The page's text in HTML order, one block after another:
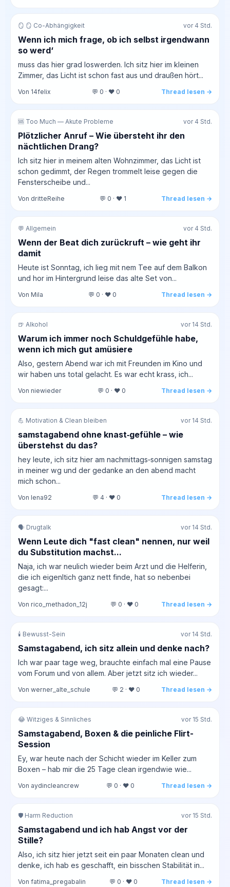
🪞 🪞 Co-Abhängigkeit vor 4 Std.
Wenn ich mich frage, ob ich selbst irgendwann
so werd‘
muss das hier grad loswerden. Ich sitz hier im kleinen
Zimmer, das Licht ist schon fast aus und draußen hört...
Von 14felix 💬 0 · ❤️ 0 Thread lesen →
🆘 Too Much — Akute Probleme vor 4 Std.
Plötzlicher Anruf – Wie übersteht ihr den
nächtlichen Drang?
Ich sitz hier in meinem alten Wohnzimmer, das Licht ist
schon gedimmt, der Regen trommelt leise gegen die
Fensterscheibe und...
Von dritteReihe 💬 0 · ❤️ 1 Thread lesen →
💬 Allgemein vor 4 Std.
Wenn der Beat dich zurückruft – wie geht ihr
damit
Heute ist Sonntag, ich lieg mit nem Tee auf dem Balkon
und hor im Hintergrund leise das alte Set von...
Von Mila 💬 0 · ❤️ 0 Thread lesen →
🍺 Alkohol vor 14 Std.
Warum ich immer noch Schuldgefühle habe,
wenn ich mich gut amüsiere
Also, gestern Abend war ich mit Freunden im Kino und
wir haben uns total gelacht. Es war echt krass, ich...
Von niewieder 💬 0 · ❤️ 0 Thread lesen →
💪 Motivation & Clean bleiben vor 14 Std.
samstagabend ohne knast‑gefühle – wie
überstehst du das?
hey leute, ich sitz hier am nachmittags‑sonnigen samstag
in meiner wg und der gedanke an den abend macht
mich schon...
Von lena92 💬 4 · ❤️ 0 Thread lesen →
🗣️ Drugtalk vor 14 Std.
Wenn Leute dich "fast clean" nennen, nur weil
du Substitution machst...
Naja, ich war neulich wieder beim Arzt und die Helferin,
die ich eigenltich ganz nett finde, hat so nebenbei
gesagt:...
Von rico_methadon_12j 💬 0 · ❤️ 0 Thread lesen →
🕯️ Bewusst-Sein vor 14 Std.
Samstagabend, ich sitz allein und denke nach?
Ich war paar tage weg, brauchte einfach mal eine Pause
vom Forum und von allem. Aber jetzt sitz ich wieder...
Von werner_alte_schule 💬 2 · ❤️ 0 Thread lesen →
😂 Witziges & Sinnliches vor 15 Std.
Samstagabend, Boxen & die peinliche Flirt-
Session
Ey, war heute nach der Schicht wieder im Keller zum
Boxen – hab mir die 25 Tage clean irgendwie wie...
Von aydincleancrew 💬 0 · ❤️ 0 Thread lesen →
🛡️ Harm Reduction vor 15 Std.
Samstagabend und ich hab Angst vor der
Stille?
Also, ich sitz hier jetzt seit ein paar Monaten clean und
denke, ich hab es geschafft, ein bisschen Stabilität in...
Von fatima_pregabalin 💬 0 · ❤️ 0 Thread lesen →